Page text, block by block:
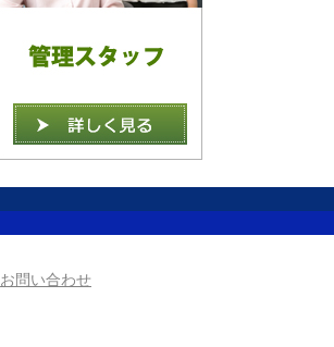
お問い合わせ